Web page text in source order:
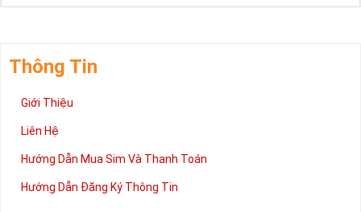
Thông Tin
Giới Thiệu
Liên Hệ
Hướng Dẫn Mua Sim Và Thanh Toán
Hướng Dẫn Đăng Ký Thông Tin